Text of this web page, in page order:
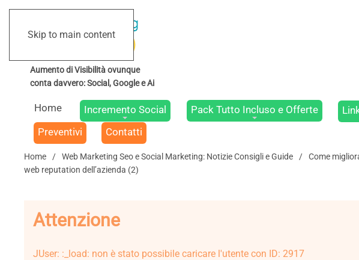
Skip to main content
Home Incremento Social Pack Tutto Incluso e Offerte
Preventivi
Contatti
Home Web Marketing Seo e Social Marketing: Notizie Consigli e Guide
Come
web reputation dell’azienda (2)
Attenzione
JUser: :_load: non è stato possibile caricare l'utente con ID: 2917